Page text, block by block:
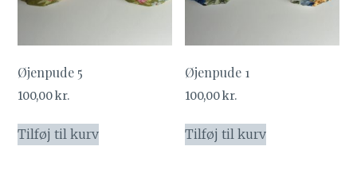
Øjenpude 5
100,00kr.
Tilføj til kurv
Øjenpude 1
100,00kr.
Tilføj til kurv